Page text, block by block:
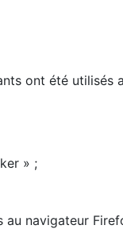
ont été utilisés
» ;
au navigateur